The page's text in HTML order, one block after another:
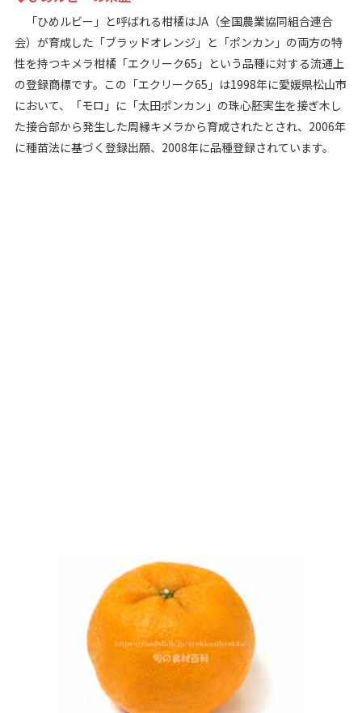
「ひめルビー」と呼ばれる柑橘はJA（全国農業協同組合連合
会）が育成した「ブラッドオレンジ」と「ポンカン」の両方の特
性を持つキメラ柑橘「エクリーク65」という品種に対する流通上
の登録商標です。この「エクリーク65」は1998年に愛媛県松山市
において、「モロ」に「太田ポンカン」の珠心胚実生を接ぎ木し
た接合部から発生した周縁キメラから育成されたとされ、2006年
に種苗法に基づく登録出願、2008年に品種登録されています。